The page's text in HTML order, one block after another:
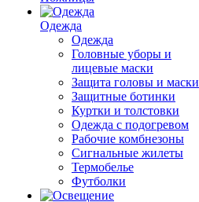
Одежда
Одежда
Головные уборы и
лицевые маски
Защита головы и маски
Защитные ботинки
Куртки и толстовки
Одежда с подогревом
Рабочие комбнезоны
Сигнальные жилеты
Термобелье
Футболки